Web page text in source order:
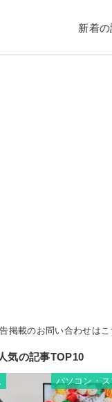
新着
掲載のお問い合わせはこ
気の記事TOP10
パソコン・